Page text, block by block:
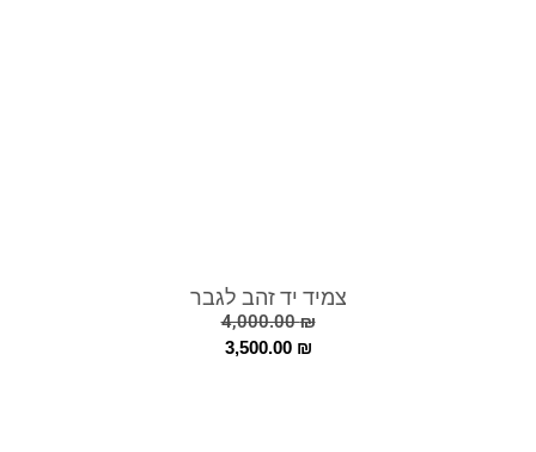
צמיד יד זהב לגבר
4,000.00₪
3,500.00 ₪